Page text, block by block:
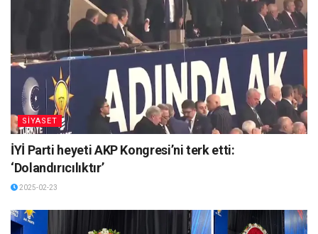
SİYASET
İYİ Parti heyeti AKP Kongresi’ni terk etti:
‘Dolandırıcılıktır’
2025-02-23